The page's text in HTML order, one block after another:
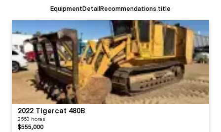
EquipmentDetailRecommendations.title
2022 Tigercat 480B
2553 horas
$555,000